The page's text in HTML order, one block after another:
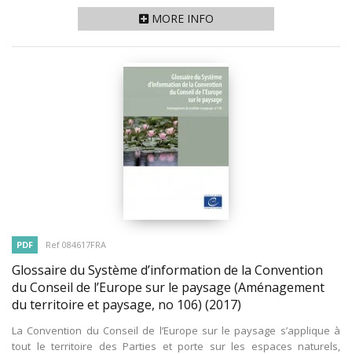
MORE INFO
PDF Ref 084617FRA
Glossaire du Système d’information de la Convention
du Conseil de l’Europe sur le paysage (Aménagement
du territoire et paysage, no 106) (2017)
La Convention du Conseil de l’Europe sur le paysage s’applique à
tout le territoire des Parties et porte sur les espaces naturels,